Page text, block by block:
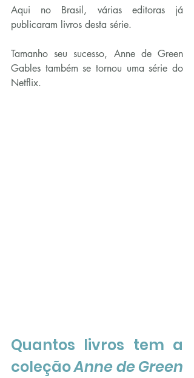
Aqui no Brasil, várias editoras já
publicaram livros desta série.
Tamanho seu sucesso, Anne de Green
Gables também se tornou uma série do
Netflix.
Quantos livros tem a
coleção Anne de Green